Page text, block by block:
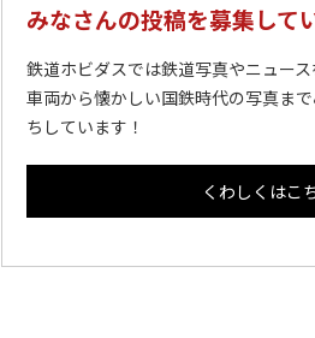
みなさんの投稿を募集して
鉄道ホビダスでは鉄道写真やニュー
車両から懐かしい国鉄時代の写真ま
ちしています！
くわしくはこ